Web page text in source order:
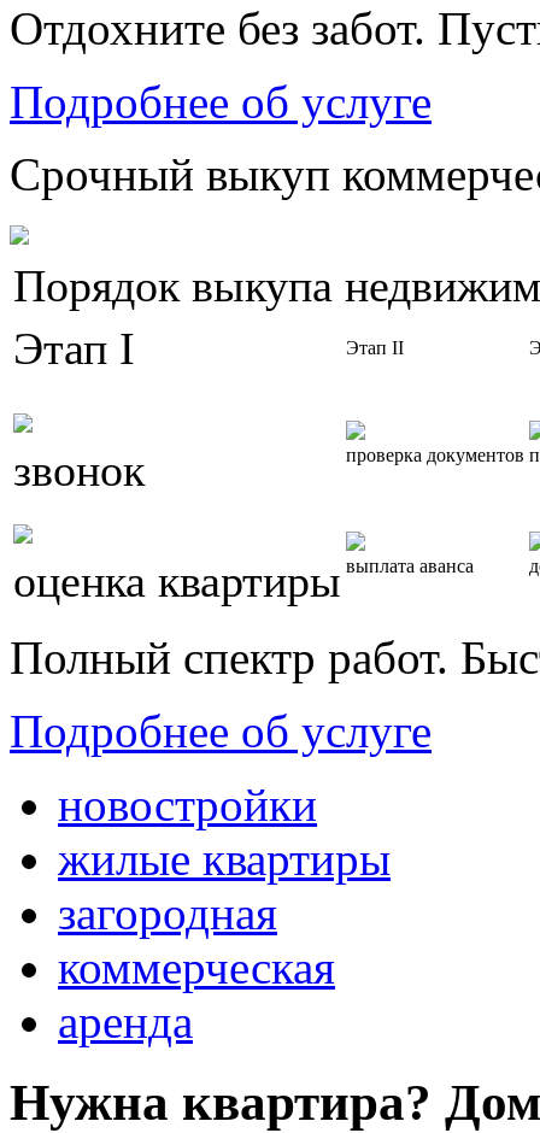
Отдохните без забот.
Подробнее об услуге
Срочный выкуп
Порядок выкупа
Этап I
Этап II
звонок проверка документов
оценка квартиры выплата аванса
Полный спектр работ.
Подробнее об услуге
новостройки
жилые квартиры
загородная
коммерческая
аренда
Нужна квартира?